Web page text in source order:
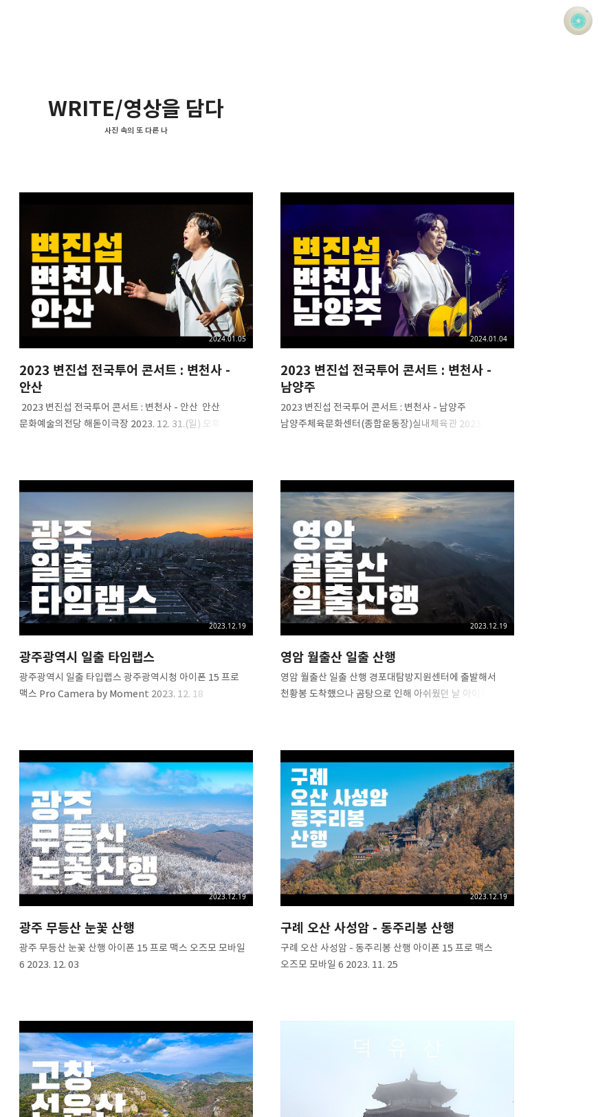
WRITE/영상을 담다
사진 속의 또 다른 나
2023 변진섭 전국투어 콘서트 : 변천사 -
안산
2024.01.05
​ 2023 변진섭 전국투어 콘서트 : 변천사 - 안산 ​ 안산
문화예술의전당 해돋이극장 2023. 12. 31.(일) 오후 5시 ​ #
발라드의황제 #명품보이스 #byunjinsub #해돋이극장
2023 변진섭 전국투어 콘서트 : 변천사 -
남양주
2024.01.04
2023 변진섭 전국투어 콘서트 : 변천사 - 남양주 ​
남양주체육문화센터(종합운동장)실내체육관 2023. 12. 30.
#2023변진섭 #발라드의황제 #명품보이스 #byunjinsub
#남양주 2023 변진섭 전국투어 콘서트 : 변천사 - 남양주
(4K)
광주광역시 일출 타임랩스
2023.12.19
광주광역시 일출 타입랩스 광주광역시청 아이폰 15 프로
맥스 Pro Camera by Moment 2023. 12. 18
영암 월출산 일출 산행
2023.12.19
영암 월출산 일출 산행 경포대탐방지원센터에 출발해서
천황봉 도착했으나 곰탕으로 인해 아쉬웠던 날 아이폰 15
광주 무등산 눈꽃 산행
2023.12.19
광주 무등산 눈꽃 산행 아이폰 15 프로 맥스 오즈모 모바일
6 2023. 12. 03
구례 오산 사성암 - 동주리봉 산행
2023.12.19
구례 오산 사성암 - 동주리봉 산행 아이폰 15 프로 맥스
오즈모 모바일 6 2023. 11. 25